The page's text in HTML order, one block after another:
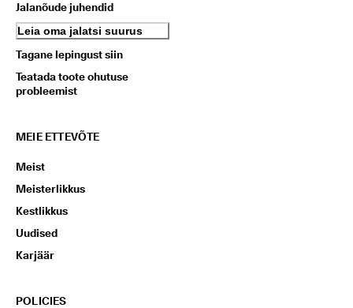
Jalanõude juhendid
Leia oma jalatsi suurus
Tagane lepingust siin
Teatada toote ohutuse
probleemist
MEIE ETTEVÕTE
Meist
Meisterlikkus
Kestlikkus
Uudised
Karjäär
POLICIES